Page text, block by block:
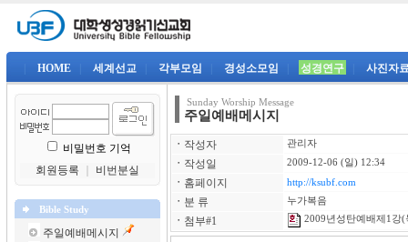
HOME 세계선교 각부모임 경성소모임 성경연구 사진자
비밀번호 기억
회원등록
비번분실
Bible Study
주일예배메시지
Sunday Worship Message
주일예배메시지
ㆍ 작성자 관리자
ㆍ 작성일 2009-12-06 (일) 12:34
ㆍ 홈페이지 http://ksubf.com
ㆍ 분 류 누가복음
ㆍ 첨부#1 2009년성탄예배제1강(